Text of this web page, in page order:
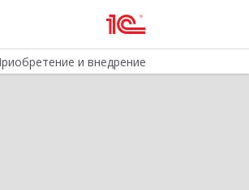
и внедрение